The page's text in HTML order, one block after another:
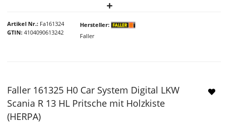
Artikel Nr. Fa161324
GTIN 4104090613242
Hersteller
Faller
Faller 161325 H0 Car System Digital LKW
Scania R 13 HL Pritsche mit Holzkiste
(HERPA)